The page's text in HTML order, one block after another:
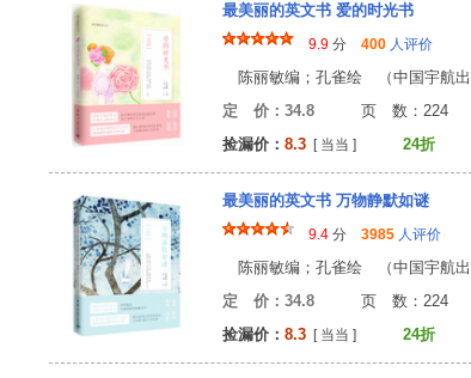
最美丽的英文书 爱的时光书
9.9 分 400 人评价
陈丽敏编；孔雀绘 （中国宇航出
定 价：34.8 页 数
捡漏价： 8.3 [ 当当 ] 24折 比
最美丽的英文书 万物静默如谜
9.4 分 3985 人评价
陈丽敏编；孔雀绘 （中国宇航出
定 价：34.8 页 数
捡漏价： 8.3 [ 当当 ] 24折 比